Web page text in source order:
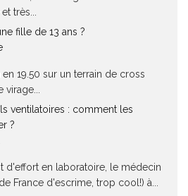
très...
fille de 13 ans ?
19.50 sur un terrain de cross
ventilatoires : comment les
?
d'effort en laboratoire, le médecin
France d'escrime, trop cool!) à...